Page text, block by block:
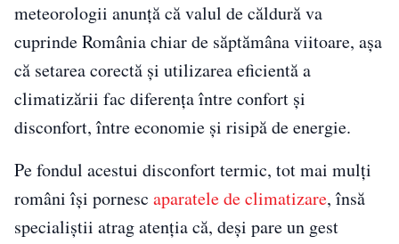
meteorologii anunţă că valul de căldură va
cuprinde România chiar de săptămâna viitoare, aşa
că setarea corectă şi utilizarea eficientă a
climatizării fac diferenţa între confort şi
disconfort, între economie şi risipă de energie.
Pe fondul acestui disconfort termic, tot mai mulți
români își pornesc aparatele de climatizare, însă
specialiştii atrag atenţia că, deşi pare un gest